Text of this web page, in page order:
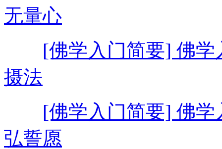
无量心
[佛学入门简要] 佛
摄法
[佛学入门简要] 佛
弘誓愿